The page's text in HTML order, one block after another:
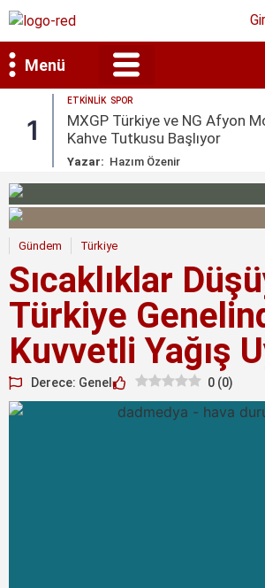
Menü
1
ETKINLIK SPOR
MXGP Türkiye ve NG Afyon
Kahve Tutkusu Başlıyor
Yazar: Hazım Özenir
Gündem Türkiye
Sıcaklıklar
Türkiye
Kuvvetli Yağış
Derece: Genel 0 (0)